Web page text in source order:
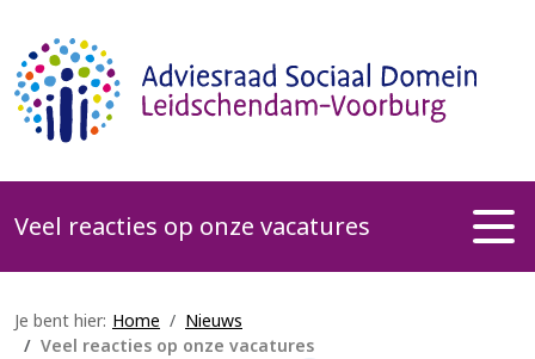
Veel reacties op onze vacatures
Je bent hier: Home
Nieuws
Veel reacties op onze vacatures